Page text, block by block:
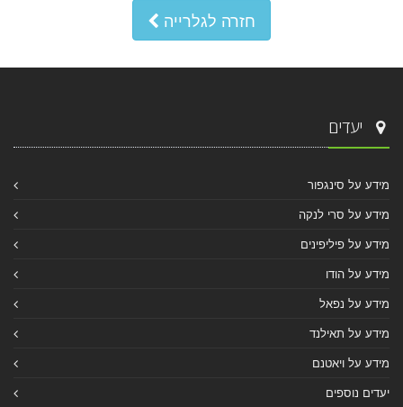
חזרה לגלרייה
יעדים
מידע על סינגפור
מידע על סרי לנקה
מידע על פיליפינים
מידע על הודו
מידע על נפאל
מידע על תאילנד
מידע על ויאטנם
יעדים נוספים